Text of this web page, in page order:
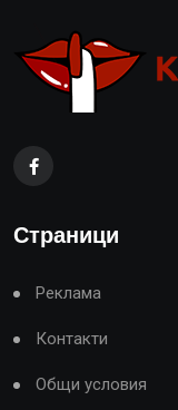
Страници
Реклама
Контакти
Общи условия